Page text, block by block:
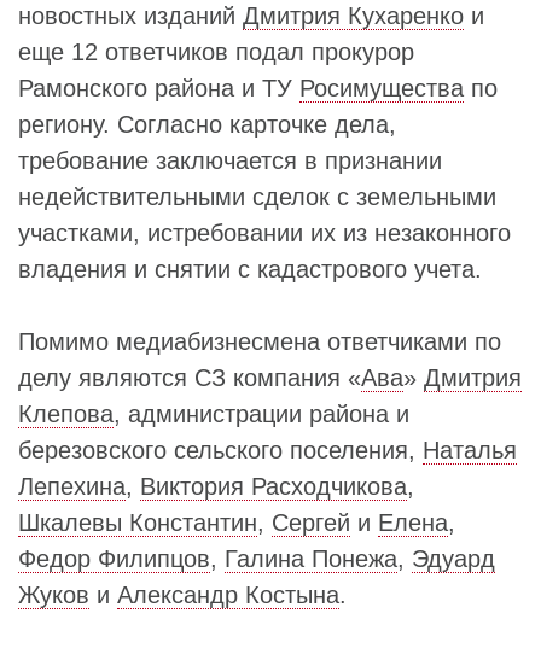
новостных изданий Дмитрия Кухаренко и
еще 12 ответчиков подал прокурор
Рамонского района и ТУ Росимущества по
региону. Согласно карточке дела,
требование заключается в признании
недействительными сделок с земельными
участками, истребовании их из незаконного
владения и снятии с кадастрового учета.
Помимо медиабизнесмена ответчиками по
делу являются СЗ компания «Ава» Дмитрия
Клепова, администрации района и
березовского сельского поселения, Наталья
Лепехина, Виктория Расходчикова,
Шкалевы Константин, Сергей и Елена,
Федор Филипцов, Галина Понежа, Эдуард
Жуков и Александр Костына.